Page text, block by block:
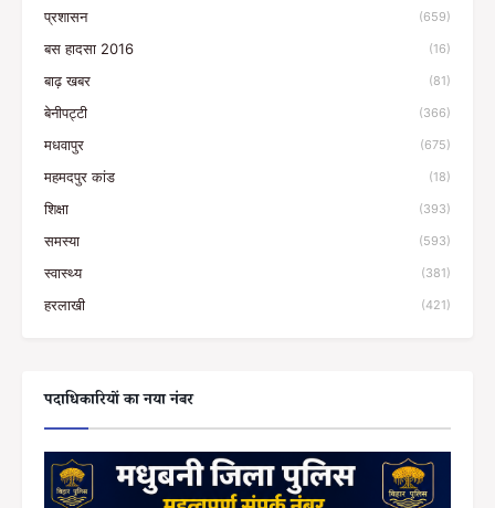
प्रशासन (659)
बस हादसा 2016 (16)
बाढ़ खबर (81)
बेनीपट्टी (366)
मधवापुर (675)
महमदपुर कांड (18)
शिक्षा (393)
समस्या (593)
स्वास्थ्य (381)
हरलाखी (421)
पदाधिकारियों का नया नंबर